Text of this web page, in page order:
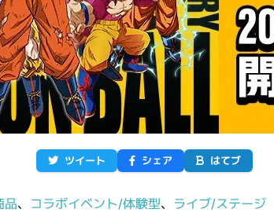
ツイート シェア はてブ
品、 コラボイベント/体験型、 ライブ/ステージ